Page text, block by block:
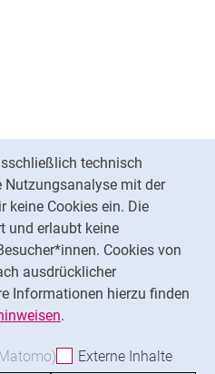
technisch
Nutzungsanalyse mit der
keine Cookies ein. Die
und erlaubt keine
Cookies von
ausdrücklicher
Informationen hierzu finden
.
Cookies akzeptieren
Analyse-Cookies
Externe Inhalte